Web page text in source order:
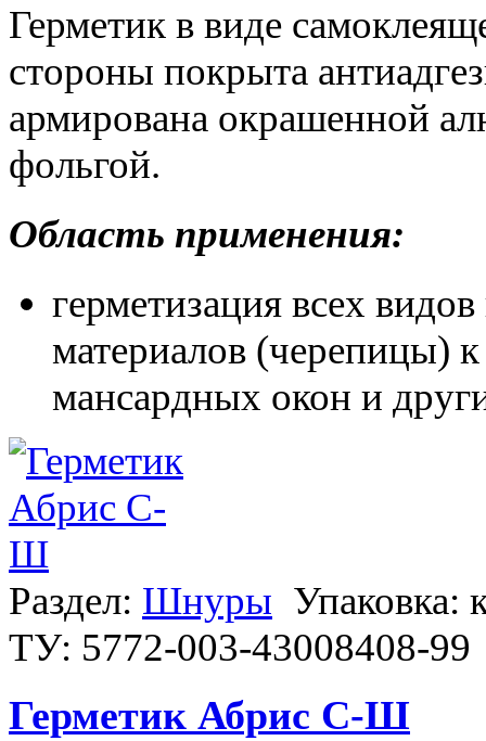
Герметик в виде
стороны покрыта
армирована окрашенной
фольгой.
Область применения:
герметизация всех
материалов (черепицы)
мансардных окон и
Раздел: Шнуры Упаковка:
ТУ: 5772-003-43008408-99
Герметик Абрис С-Ш